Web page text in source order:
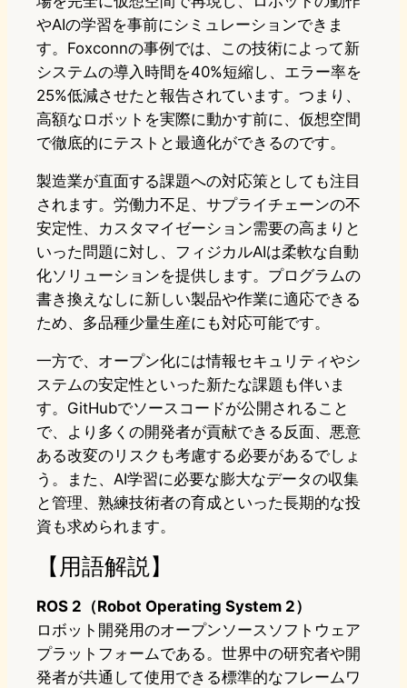
やAIの学習を事前にシミュレーションできま
す。Foxconnの事例では、この技術によって新
システムの導入時間を40%短縮し、エラー率を
25%低減させたと報告されています。つまり、
高額なロボットを実際に動かす前に、仮想空間
で徹底的にテストと最適化ができるのです。
製造業が直面する課題への対応策としても注目
されます。労働力不足、サプライチェーンの不
安定性、カスタマイゼーション需要の高まりと
いった問題に対し、フィジカルAIは柔軟な自動
化ソリューションを提供します。プログラムの
書き換えなしに新しい製品や作業に適応できる
ため、多品種少量生産にも対応可能です。
一方で、オープン化には情報セキュリティやシ
ステムの安定性といった新たな課題も伴いま
す。GitHubでソースコードが公開されること
で、より多くの開発者が貢献できる反面、悪意
ある改変のリスクも考慮する必要があるでしょ
う。また、AI学習に必要な膨大なデータの収集
と管理、熟練技術者の育成といった長期的な投
資も求められます。
【用語解説】
ROS 2（Robot Operating System 2）
ロボット開発用のオープンソースソフトウェア
プラットフォームである。世界中の研究者や開
発者が共通して使用できる標準的なフレームワ